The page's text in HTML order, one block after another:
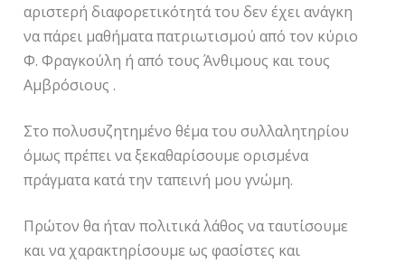
αριστερή διαφορετικότητά του δεν έχει ανάγκη
να πάρει μαθήματα πατριωτισμού από τον κύριο
Φ. Φραγκούλη ή από τους Άνθιμους και τους
Αμβρόσιους .
Στο πολυσυζητημένο θέμα του συλλαλητηρίου
όμως πρέπει να ξεκαθαρίσουμε ορισμένα
πράγματα κατά την ταπεινή μου γνώμη.
Πρώτον θα ήταν πολιτικά λάθος να ταυτίσουμε
και να χαρακτηρίσουμε ως φασίστες και